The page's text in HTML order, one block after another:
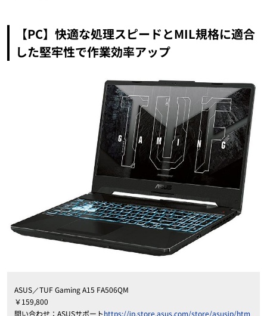
【PC】快適な処理スピードとMIL規格に適合
した堅牢性で作業効率アップ
ASUS／TUF Gaming A15 FA506QM
￥159,800
問い合わせ： ASUSサポートhttps://jp.store.asus.com/store/asusjp/htm